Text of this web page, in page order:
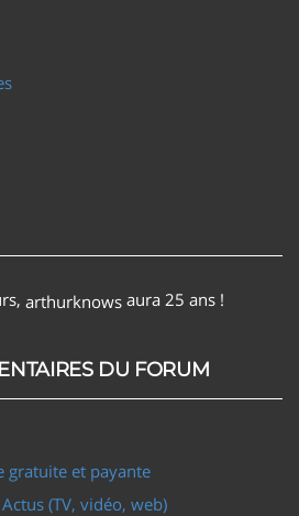
arthurknows aura 25 ans !
DU FORUM
gratuite et payante
Actus (TV, vidéo, web)